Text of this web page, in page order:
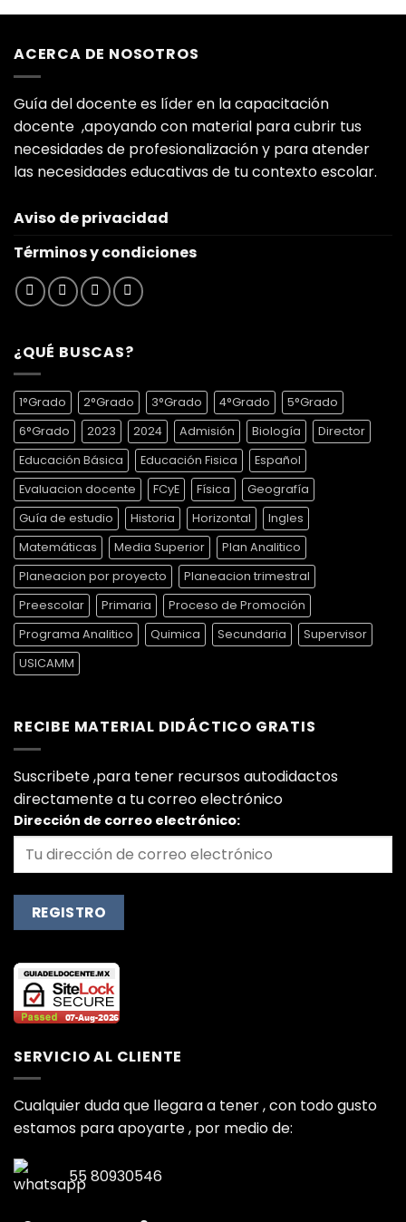
original
$900.00.
actual
ACERCA DE NOSOTROS
Guía del docente es líder en la capacitación
docente ,apoyando con material para cubrir tus
necesidades de profesionalización y para atender
las necesidades educativas de tu contexto escolar.
Aviso de privacidad
Términos y condiciones
¿QUÉ BUSCAS?
1°Grado 2°Grado 3°Grado 4°Grado
5°Grado
6°Grado
2023 2024 Admisión Biología
Director
Educación Básica
Educación Fisica
Español
Evaluacion docente
FCyE Física
Geografía
Guía de estudio
Historia Horizontal
Ingles
Matemáticas
Media Superior
Plan Analitico
Planeacion por proyecto
Planeacion trimestral
Preescolar
Primaria
Proceso de Promoción
Programa Analitico
Quimica Secundaria
Supervisor
USICAMM
RECIBE MATERIAL DIDÁCTICO GRATIS
Suscribete ,para tener recursos autodidactos
directamente a tu correo electrónico
Dirección de correo electrónico:
SERVICIO AL CLIENTE
Cualquier duda que llegara a tener , con todo gusto
estamos para apoyarte , por medio de:
55 80930546